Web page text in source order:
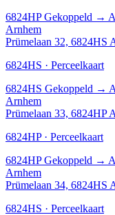
6824HP Gekoppeld →
Arnhem
Prümelaan 32, 6824HS
6824HS · Perceelkaart
6824HS Gekoppeld →
Arnhem
Prümelaan 33, 6824HP
6824HP · Perceelkaart
6824HP Gekoppeld →
Arnhem
Prümelaan 34, 6824HS
6824HS · Perceelkaart